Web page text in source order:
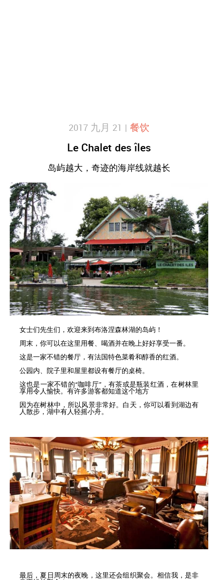
2017 九月 21 | 餐饮
Le Chalet des îles
岛屿越大，奇迹的海岸线就越长
女士们先生们，欢迎来到布洛涅森林湖的岛屿！
周末，你可以在这里用餐、喝酒并在晚上好好享受一番。
这是一家不错的餐厅，有法国特色菜肴和醇香的红酒。
公园内、院子里和屋里都设有餐厅的桌椅。
这也是一家不错的“咖啡厅”，有茶或是瓶装红酒，在树林里
享用令人愉快。有许多游客都知道这个地方
因为在树林中，所以风景非常好。白天，你可以看到湖边有
人散步，湖中有人轻摇小舟。
最后，夏日周末的夜晚，这里还会组织聚会。相信我，是非